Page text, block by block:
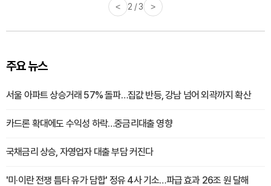
< 3 / 3 >
주요 뉴스
서울 아파트 상승거래 57% 돌파…집값 반등, 강남 넘어 외곽까지 확산
카드론 확대에도 수익성 하락…중금리대출 영향
국채금리 상승, 자영업자 대출 부담 커진다
'미·이란 전쟁 틈타 유가 담합' 정유 4사 기소…파급 효과 26조 원 달해